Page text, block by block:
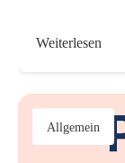
Weiterlesen
Allgemein